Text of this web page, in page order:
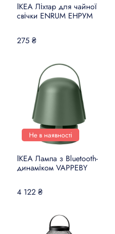
ІКЕА Ліхтар для чайної
свічки ENRUM ЕНРУМ
275 ₴
Не в наявності
ІКЕА Лампа з Bluetooth-
динаміком VAPPEBY
4 122 ₴